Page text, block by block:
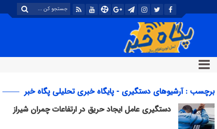
برچسب : آرشیوهای دستگیری - پایگاه خبری تحلیلی پگاه خبر
دستگیری عامل ایجاد حریق در ارتفاعات چمران شیراز